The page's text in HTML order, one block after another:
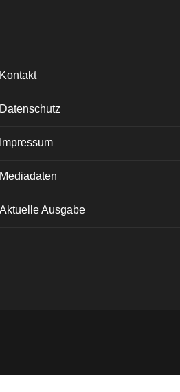
Kontakt
Datenschutz
Impressum
Mediadaten
Aktuelle Ausgabe